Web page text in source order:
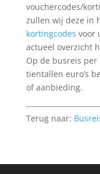
vouchercodes/
zullen wij deze in
kortingcodes voor
actueel overzicht
Op de busreis per
tientallen euro’s
of aanbieding.
Terug naar: